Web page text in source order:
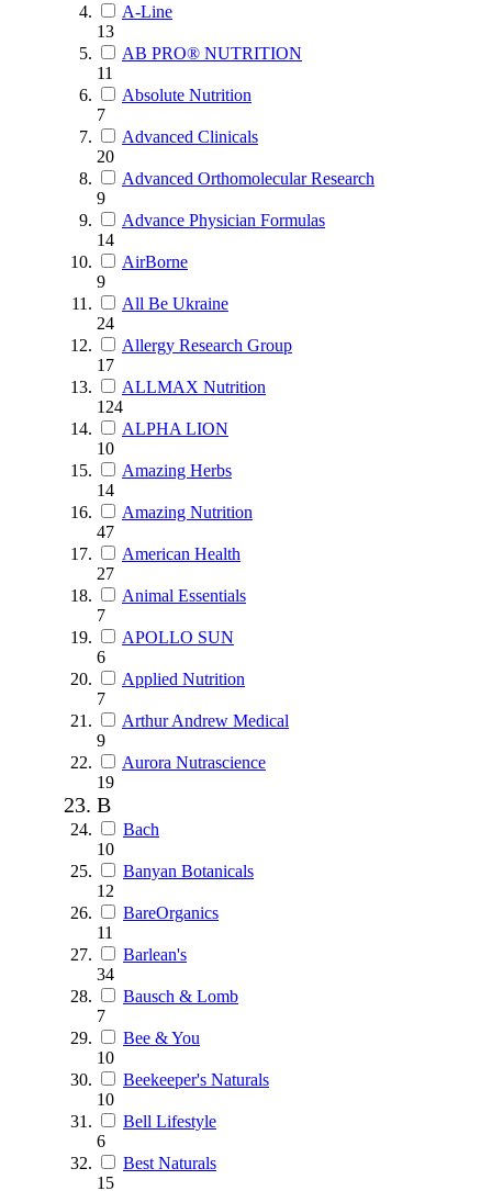
A-Line
13
AB PRO® NUTRITION
11
Absolute Nutrition
7
Advanced Clinicals
20
Advanced Orthomolecular Research
9
Advance Physician Formulas
14
AirBorne
9
All Be Ukraine
24
Allergy Research Group
17
ALLMAX Nutrition
124
ALPHA LION
10
Amazing Herbs
14
Amazing Nutrition
47
American Health
27
Animal Essentials
7
APOLLO SUN
6
Applied Nutrition
7
Arthur Andrew Medical
9
Aurora Nutrascience
19
B
Bach
10
Banyan Botanicals
12
BareOrganics
11
Barlean's
34
Bausch & Lomb
7
Bee & You
10
Beekeeper's Naturals
10
Bell Lifestyle
6
Best Naturals
15